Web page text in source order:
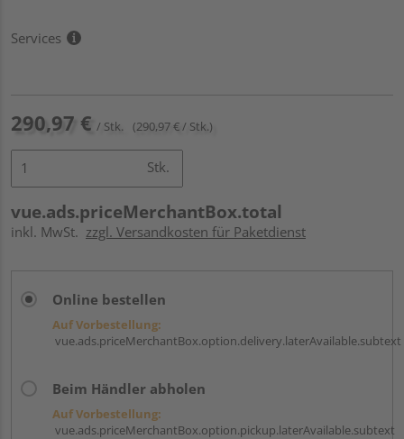
Services
290,97 € / Stk. (290,97 € / Stk.)
Stk.
vue.ads.priceMerchantBox.total
inkl. MwSt. zzgl. Versandkosten für Paketdienst
Online bestellen
Auf Vorbestellung:
vue.ads.priceMerchantBox.option.delivery.laterAvailable.subtext
Beim Händler abholen
Auf Vorbestellung:
vue.ads.priceMerchantBox.option.pickup.laterAvailable.subtext